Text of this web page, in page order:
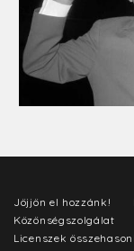
Jöjjön el hozzánk!
Közönségszolgálat
Licenszek